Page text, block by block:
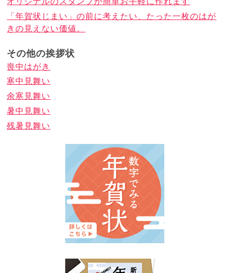
「年賀状じまい」の前に考えたい、たった一枚のはが
きの見えない価値。
その他の挨拶状
喪中はがき
寒中見舞い
余寒見舞い
暑中見舞い
残暑見舞い